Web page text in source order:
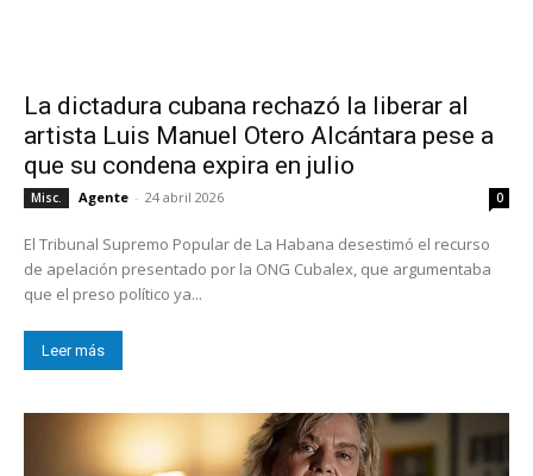
La dictadura cubana rechazó la liberar al
artista Luis Manuel Otero Alcántara pese a
que su condena expira en julio
Misc. Agente - 24 abril 2026 0
El Tribunal Supremo Popular de La Habana desestimó el recurso
de apelación presentado por la ONG Cubalex, que argumentaba
que el preso político ya...
Leer más